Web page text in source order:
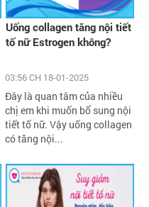
Uống collagen tăng nội tiết
tố nữ Estrogen không?
03:56 CH 18-01-2025
Đây là quan tâm của nhiều
chị em khi muốn bổ sung nội
tiết tố nữ. Vậy uống collagen
có tăng nội...